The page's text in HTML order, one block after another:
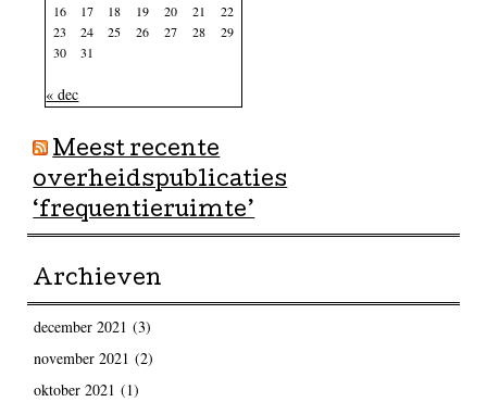
16
17 18 19 20 21
22
23
24 25 26 27 28
29
30
31
« dec
Meest recente
overheidspublicaties
‘frequentieruimte’
Archieven
december 2021 (3)
november 2021 (2)
oktober 2021 (1)